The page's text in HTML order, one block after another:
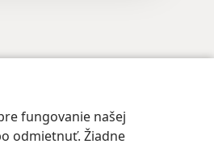
fungovanie našej
odmietnuť. Žiadne